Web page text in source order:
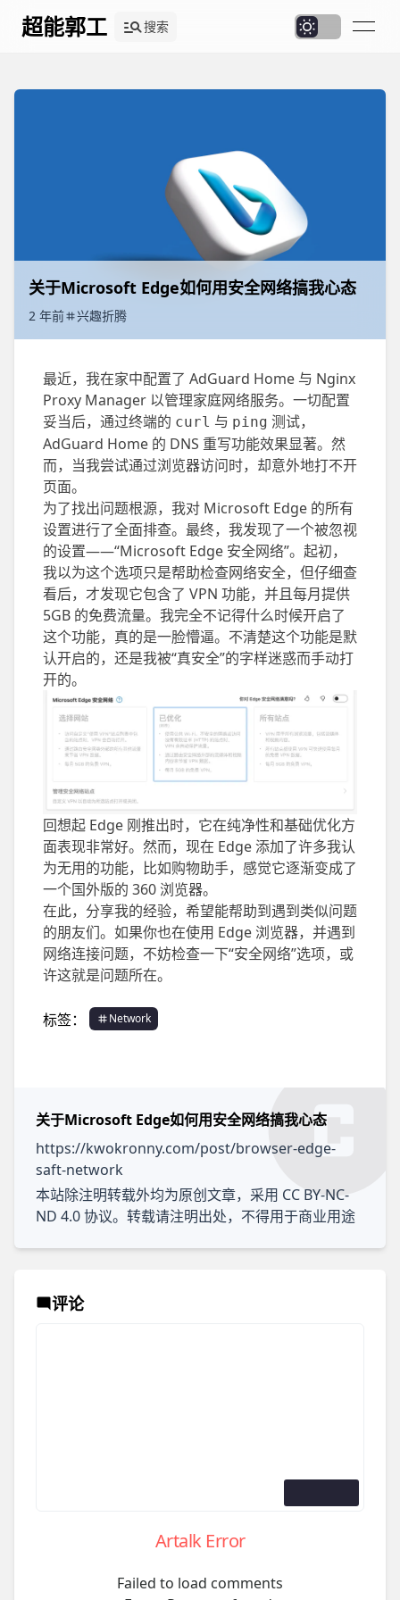
超能郭工 搜索
关于Microsoft Edge如何用安全网络搞我心态
2 年前 兴趣折腾
最近，我在家中配置了 AdGuard Home 与 Nginx
Proxy Manager 以管理家庭网络服务。一切配置
妥当后，通过终端的 curl 与 ping 测试，
AdGuard Home 的 DNS 重写功能效果显著。然
而，当我尝试通过浏览器访问时，却意外地打不开
页面。
为了找出问题根源，我对 Microsoft Edge 的所有
设置进行了全面排查。最终，我发现了一个被忽视
的设置——“Microsoft Edge 安全网络”。起初，
我以为这个选项只是帮助检查网络安全，但仔细查
看后，才发现它包含了 VPN 功能，并且每月提供
5GB 的免费流量。我完全不记得什么时候开启了
这个功能，真的是一脸懵逼。不清楚这个功能是默
认开启的，还是我被“真安全”的字样迷惑而手动打
开的。
回想起 Edge 刚推出时，它在纯净性和基础优化方
面表现非常好。然而，现在 Edge 添加了许多我认
为无用的功能，比如购物助手，感觉它逐渐变成了
一个国外版的 360 浏览器。
在此，分享我的经验，希望能帮助到遇到类似问题
的朋友们。如果你也在使用 Edge 浏览器，并遇到
网络连接问题，不妨检查一下“安全网络”选项，或
许这就是问题所在。
标签： Network
关于Microsoft Edge如何用安全网络搞我心态
https://kwokronny.com/post/browser-edge-
saft-network
本站除注明转载外均为原创文章，采用 CC BY-NC-
ND 4.0协议。转载请注明出处，不得用于商业用途
评论
Artalk Error
Failed to load comments